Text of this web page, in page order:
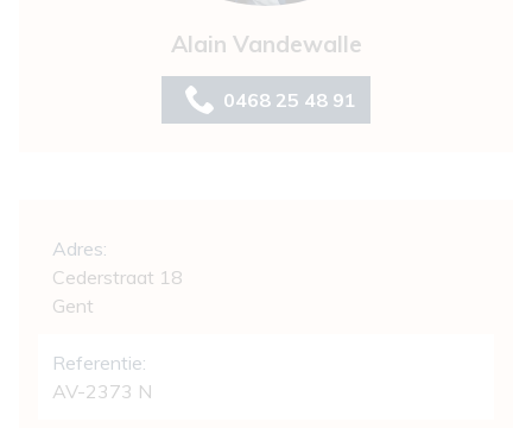
Alain Vandewalle
0468 25 48 91
Adres:
Cederstraat 18
Gent
Referentie:
AV-2373 N